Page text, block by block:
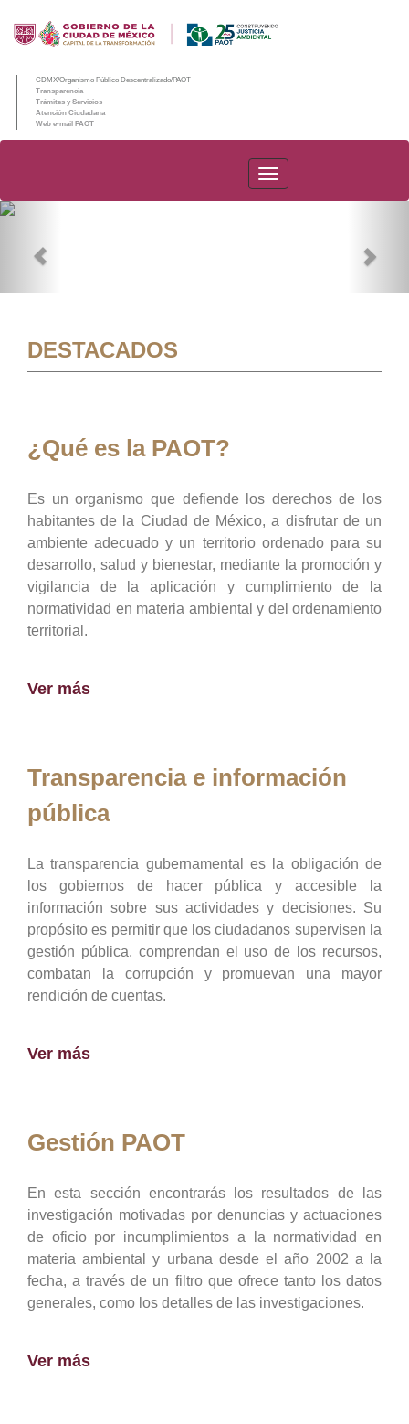
CDMX/Organismo Público Descentralizado/PAOT
Transparencia
Trámites y Servicios
Atención Ciudadana
Web e-mail PAOT
PAOT
DESTACADOS
¿Qué es la PAOT?
Es un organismo que defiende los derechos de los
habitantes de la Ciudad de México, a disfrutar de un
ambiente adecuado y un territorio ordenado para su
desarrollo, salud y bienestar, mediante la promoción y
vigilancia de la aplicación y cumplimiento de la
normatividad en materia ambiental y del ordenamiento
territorial.
Ver más
Transparencia e información
pública
La transparencia gubernamental es la obligación de
los gobiernos de hacer pública y accesible la
información sobre sus actividades y decisiones. Su
propósito es permitir que los ciudadanos supervisen la
gestión pública, comprendan el uso de los recursos,
combatan la corrupción y promuevan una mayor
rendición de cuentas.
Ver más
Gestión PAOT
En esta sección encontrarás los resultados de las
investigación motivadas por denuncias y actuaciones
de oficio por incumplimientos a la normatividad en
materia ambiental y urbana desde el año 2002 a la
fecha, a través de un filtro que ofrece tanto los datos
generales, como los detalles de las investigaciones.
Ver más